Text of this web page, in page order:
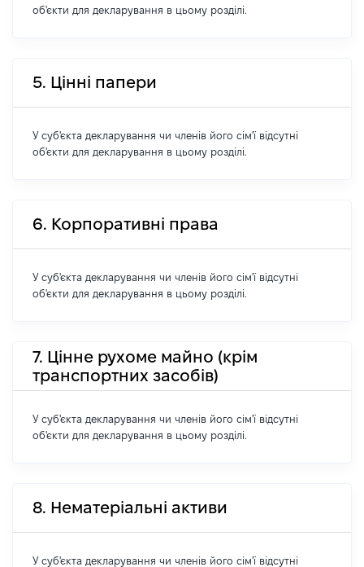
об'єкти для декларування в цьому розділі.
5. Цінні папери
У суб'єкта декларування чи членів його сім'ї відсутні
об'єкти для декларування в цьому розділі.
6. Корпоративні права
У суб'єкта декларування чи членів його сім'ї відсутні
об'єкти для декларування в цьому розділі.
7. Цінне рухоме майно (крім
транспортних засобів)
У суб'єкта декларування чи членів його сім'ї відсутні
об'єкти для декларування в цьому розділі.
8. Нематеріальні активи
У суб'єкта декларування чи членів його сім'ї відсутні